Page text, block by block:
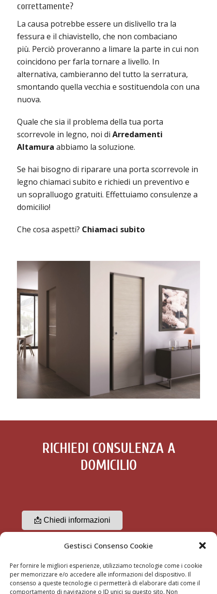
Gestisci Consenso Cookie
Per fornire le migliori esperienze, utilizziamo tecnologie come i cookie
per memorizzare e/o accedere alle informazioni del dispositivo. Il
consenso a queste tecnologie ci permetterà di elaborare dati come il
comportamento di navigazione o ID unici su questo sito. Non
correttamente?
La causa potrebbe essere un dislivello tra la
fessura e il chiavistello, che non combaciano
più. Perciò proveranno a limare la parte in cui non
coincidono per farla tornare a livello. In
alternativa, cambieranno del tutto la serratura,
smontando quella vecchia e sostituendola con una
nuova.
Quale che sia il problema della tua porta
scorrevole in legno, noi di Arredamenti
Altamura abbiamo la soluzione.
Se hai bisogno di riparare una porta scorrevole in
legno chiamaci subito e richiedi un preventivo e
un sopralluogo gratuiti. Effettuiamo consulenze a
domicilio!
Che cosa aspetti? Chiamaci subito
RICHIEDI CONSULENZA A
DOMICILIO
📩 Chiedi informazioni